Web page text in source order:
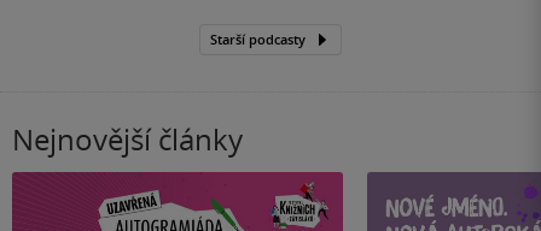
Starší podcasty
Nejnovější články